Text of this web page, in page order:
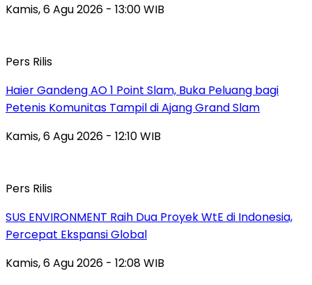
Kamis, 6 Agu 2026 - 13:00 WIB
Pers Rilis
Haier Gandeng AO 1 Point Slam, Buka Peluang bagi
Petenis Komunitas Tampil di Ajang Grand Slam
Kamis, 6 Agu 2026 - 12:10 WIB
Pers Rilis
SUS ENVIRONMENT Raih Dua Proyek WtE di Indonesia,
Percepat Ekspansi Global
Kamis, 6 Agu 2026 - 12:08 WIB